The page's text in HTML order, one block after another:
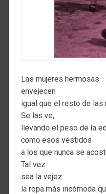
Las mujeres hermosas
envejecen
igual que el resto de las
Se las ve,
llevando el peso de la
como esos vestidos
a los que nunca se
Tal vez
sea la vejez
la ropa más incómoda